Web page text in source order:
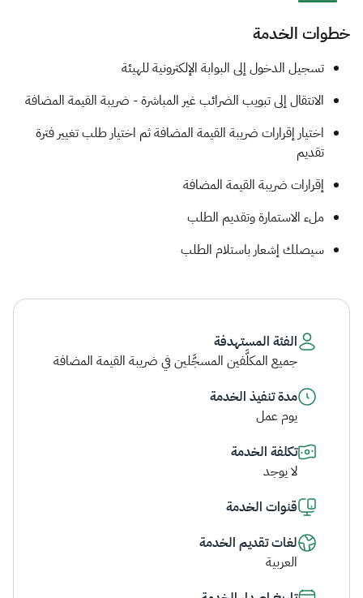
خطوات الخدمة
​​​​تسجيل الدخول إلى البوابة الإلكترونية للهيئة
الانتقال إلى تبويب الضرائب غير المباشرة - ضريبة القيمة المضافة
اختيار إقرارات ضريبة القيمة المضافة ثم اختيار طلب تغيير فترة
تقديم
إقرارات ضريبة القيمة المضافة
ملء الاستمارة وتقديم الطلب
سيصلك إشعار باستلام الطلب ​
الفئة المستهدفة
جميع المكلَّفين المسجَّلين في ضريبة القيمة المضافة
مدة تنفيذ الخدمة
يوم عمل
تكلفة الخدمة
لا يوجد
قنوات الخدمة
لغات تقديم الخدمة
العربية